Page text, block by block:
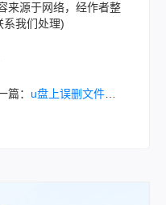
来源于网络，经作者整
系我们处理)
篇： u盘上误删文件如何恢复？这几招教你轻松恢复！